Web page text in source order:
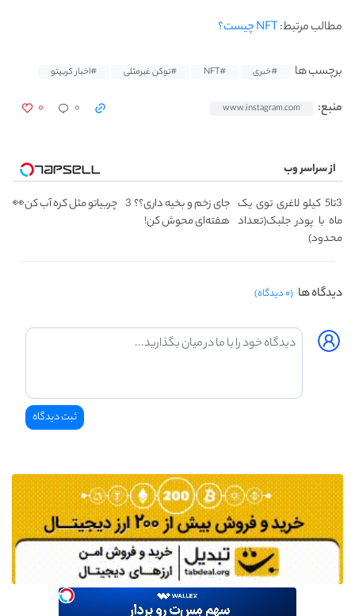
مطالب مرتبط:NFT چیست؟
برچسب ها #خبری #NFT #توکن غیرمثلی #اخبار کریپتو
منبع: www.instagram.com ۰ ۰
از سراسر وب
3تا5 کیلو لاغری توی یک
ماه با پودر جلبک(تعداد
محدود)
جای زخم و بخیه داری؟؟ 3
هفته‌ای محوش کن!
چربیاتو مثل کره آب کن👀
دیدگاه ها (۰ دیدگاه)